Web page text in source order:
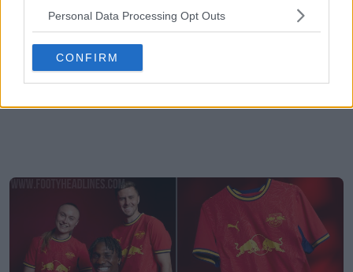
Personal Data Processing Opt Outs
CONFIRM